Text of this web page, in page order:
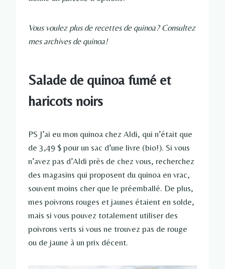
Vous voulez plus de recettes de quinoa? Consultez
mes archives de quinoa!
Salade de quinoa fumé et
haricots noirs
PS J’ai eu mon quinoa chez Aldi, qui n’était que
de 3,49 $ pour un sac d’une livre (bio!). Si vous
n’avez pas d’Aldi près de chez vous, recherchez
des magasins qui proposent du quinoa en vrac,
souvent moins cher que le préemballé. De plus,
mes poivrons rouges et jaunes étaient en solde,
mais si vous pouvez totalement utiliser des
poivrons verts si vous ne trouvez pas de rouge
ou de jaune à un prix décent.